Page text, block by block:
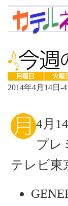
2014年4月14日-4
4月
プレ
テレビ東